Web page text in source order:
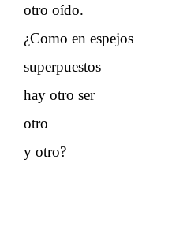
otro oído.
¿Como en espejos
superpuestos
hay otro ser
otro
y otro?